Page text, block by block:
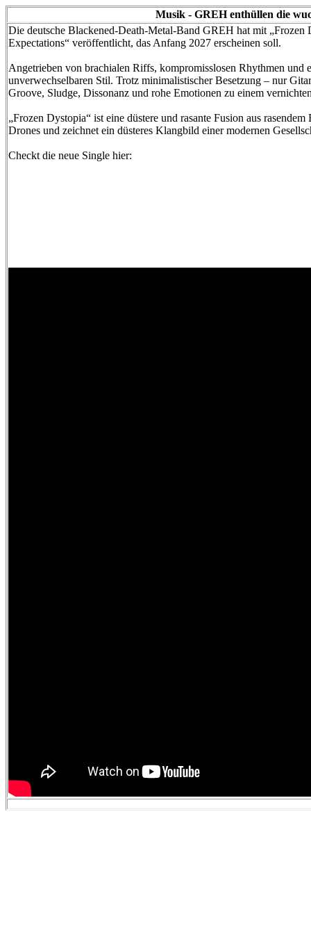
Musik - GREH enthüllen die
Die deutsche Blackened-Death-Metal-Band GREH hat mit
Expectations“ veröffentlicht, das Anfang 2027 erscheinen soll.
Angetrieben von brachialen Riffs, kompromisslosen Rhythmen
unverwechselbaren Stil. Trotz minimalistischer Besetzung – nur
Groove, Sludge, Dissonanz und rohe Emotionen zu einem
„Frozen Dystopia“ ist eine düstere und rasante Fusion aus
Drones und zeichnet ein düsteres Klangbild einer modernen
Checkt die neue Single hier: